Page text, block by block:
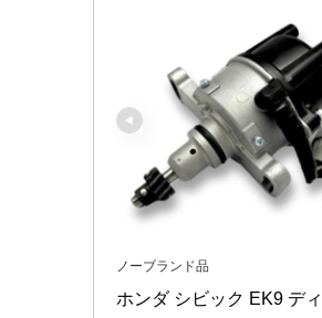
ノーブランド品
ホンダ シビック EK9 デ